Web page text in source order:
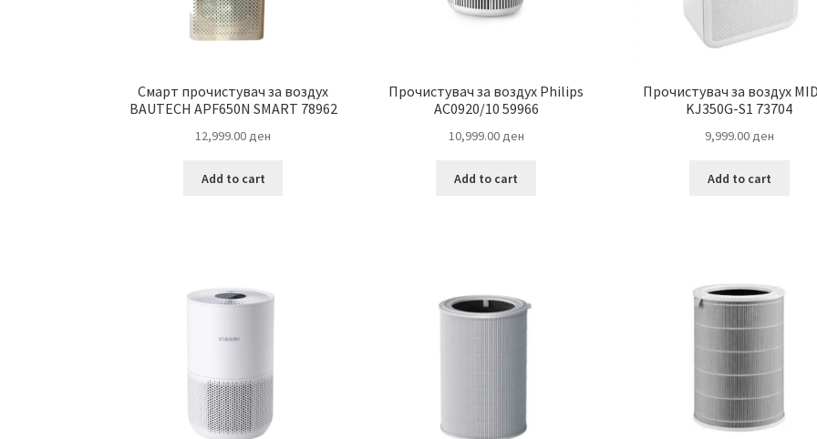
Смарт прочистувач за воздух
BAUTECH APF650N SMART 78962
12,999.00ден
Add to cart
Прочистувач за воздух Philips
AC0920/10 59966
10,999.00ден
Add to cart
Прочистувач за воздух
KJ350G-S1 73704
9,999.00ден
Add to cart